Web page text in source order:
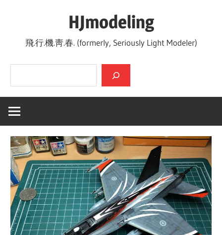
HJmodeling
飛.行.機.靑.春. (formerly, Seriously Light Modeler)
검색